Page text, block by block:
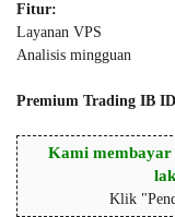
Fitur:
Layanan VPS
Analisis mingguan
Premium Trading IB
Kami membayar
Klik